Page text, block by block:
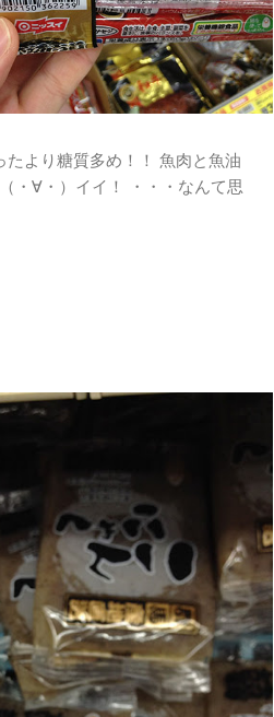
たより糖質多め！！ 魚肉と魚油
・∀・）イイ！ ・・・なんて思